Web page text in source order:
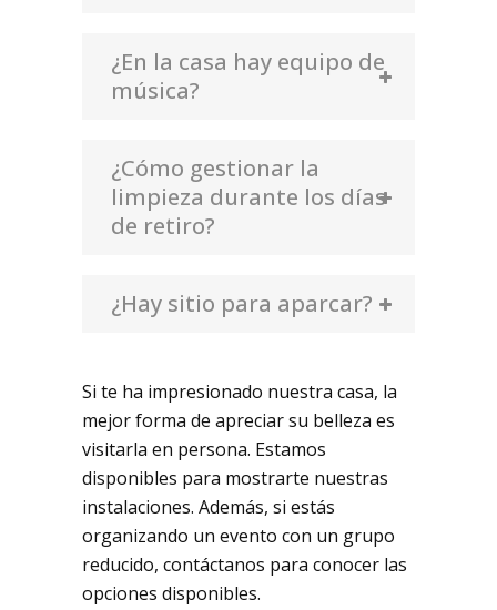
¿En la casa hay equipo de
música?
¿Cómo gestionar la
limpieza durante los días
de retiro?
¿Hay sitio para aparcar?
Si te ha impresionado nuestra casa, la
mejor forma de apreciar su belleza es
visitarla en persona. Estamos
disponibles para mostrarte nuestras
instalaciones. Además, si estás
organizando un evento con un grupo
reducido, contáctanos para conocer las
opciones disponibles.